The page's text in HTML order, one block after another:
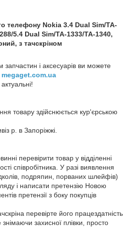
телефону Nokia 3.4 Dual Sim/TA-
5.4 Dual Sim/TA-1333/TA-1340,
з тачскріном
і аксесуарів ви можете
megaget.com.ua
товару здійснюється кур'єрською
р. в Запоріжжі.
перевірити товар у відділенні
співробітника. У разі виявлення
подряпин, порваних шлейфів)
і написати претензію Новою
претензії з боку покупців
перевірте його працездатність
захисної плівки, просто